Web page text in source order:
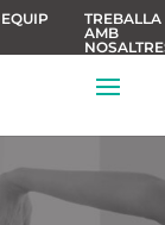
EQUIP
TREBALLA
AMB